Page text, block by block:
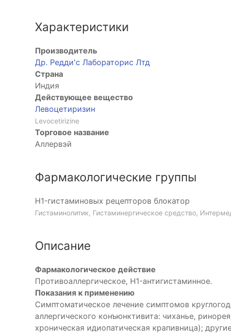
Характеристики
Производитель
Др. Редди'с Лабораторис Лтд
Страна
Индия
Действующее вещество
Левоцетиризин
Levocetirizine
Торговое название
Аллервэй
Фармакологические группы
H1-гистаминовых рецепторов блокатор
Гистаминолитик, Гистаминергическое средство,
Описание
Фармакологическое действие
Противоаллергическое, H1-антигистаминное.
Показания к применению
Симптоматическое лечение симптомов
аллергического конъюнктивита: чиханье,
хроническая идиопатическая крапивница);